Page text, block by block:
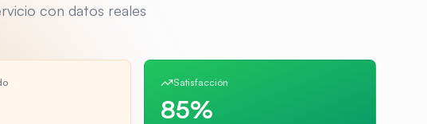
con datos reales
Satisfacción
85%